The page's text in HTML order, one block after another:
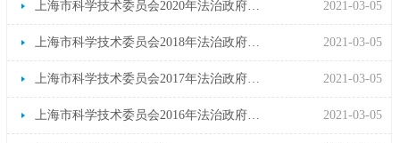
2021-03-05
上海市科学技术委员会2020年法治政府建设年度报告
2021-03-05
上海市科学技术委员会2018年法治政府建设年度报告
2021-03-05
上海市科学技术委员会2017年法治政府建设年度报告
2021-03-05
上海市科学技术委员会2016年法治政府建设年度报告